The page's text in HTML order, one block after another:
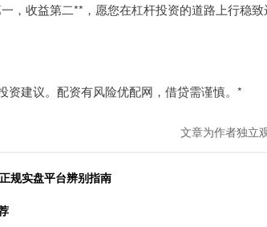
，收益第二**，愿您在杠杆投资的道路上行稳致
资建议。配资有风险优配网，借贷需谨慎。*
文章为作者独立
规实盘平台辨别指南